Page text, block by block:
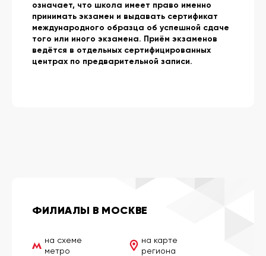
означает, что школа имеет право именно
принимать экзамен и выдавать сертификат
международного образца об успешной сдаче
того или иного экзамена. Приём экзаменов
ведётся в отдельных сертифицированных
центрах по предварительной записи.
ФИЛИАЛЫ В МОСКВЕ
на схеме
метро
на карте
региона